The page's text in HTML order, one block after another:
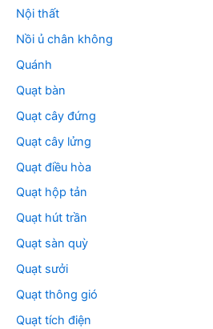
Nội thất
Nồi ủ chân không
Quánh
Quạt bàn
Quạt cây đứng
Quạt cây lửng
Quạt điều hòa
Quạt hộp tản
Quạt hút trần
Quạt sàn quỳ
Quạt sưởi
Quạt thông gió
Quạt tích điện